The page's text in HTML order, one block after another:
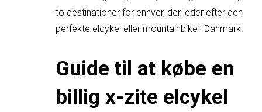
to destinationer for enhver, der leder efter den
perfekte elcykel eller mountainbike i Danmark.
Guide til at købe en
billig x-zite elcykel